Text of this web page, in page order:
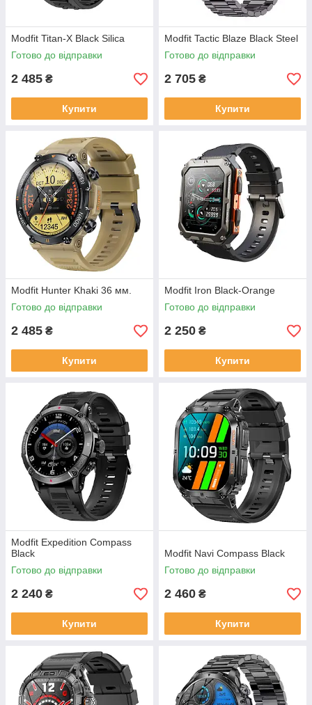
Modfit Titan-X Black Silica
Готово до відправки
2 485 ₴
Купити
Modfit Tactic Blaze Black Steel
Готово до відправки
2 705 ₴
Купити
Modfit Hunter Khaki 36 мм.
Готово до відправки
2 485 ₴
Купити
Modfit Iron Black-Orange
Готово до відправки
2 250 ₴
Купити
Modfit Expedition Compass
Black
Готово до відправки
2 240 ₴
Купити
Modfit Navi Compass Black
Готово до відправки
2 460 ₴
Купити